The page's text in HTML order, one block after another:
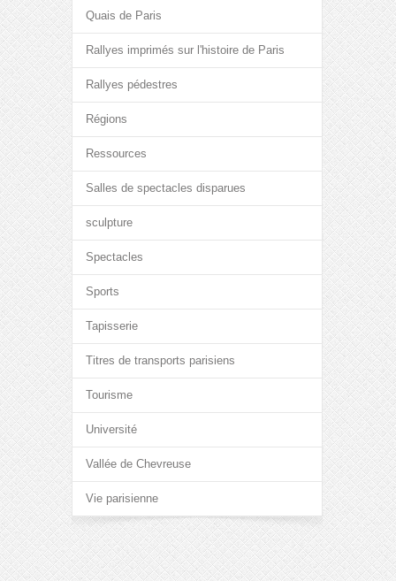
Quais de Paris
Rallyes imprimés sur l'histoire de Paris
Rallyes pédestres
Régions
Ressources
Salles de spectacles disparues
sculpture
Spectacles
Sports
Tapisserie
Titres de transports parisiens
Tourisme
Université
Vallée de Chevreuse
Vie parisienne